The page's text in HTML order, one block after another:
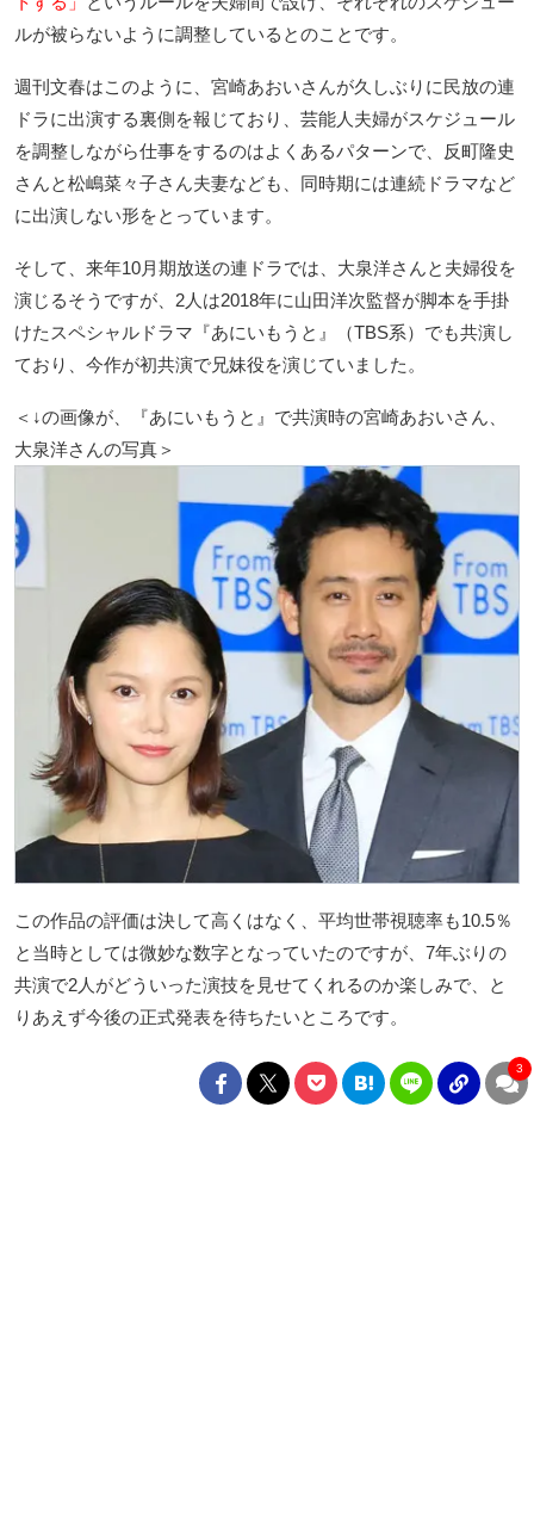
ルが被らないように調整しているとのことです。
週刊文春はこのように、宮崎あおいさんが久しぶりに民放の連
ドラに出演する裏側を報じており、芸能人夫婦がスケジュール
を調整しながら仕事をするのはよくあるパターンで、反町隆史
さんと松嶋菜々子さん夫妻なども、同時期には連続ドラマなど
に出演しない形をとっています。
そして、来年10月期放送の連ドラでは、大泉洋さんと夫婦役を
演じるそうですが、2人は2018年に山田洋次監督が脚本を手掛
けたスペシャルドラマ『あにいもうと』（TBS系）でも共演し
ており、今作が初共演で兄妹役を演じていました。
＜↓の画像が、『あにいもうと』で共演時の宮崎あおいさん、
大泉洋さんの写真＞
この作品の評価は決して高くはなく、平均世帯視聴率も10.5％
と当時としては微妙な数字となっていたのですが、7年ぶりの
共演で2人がどういった演技を見せてくれるのか楽しみで、と
りあえず今後の正式発表を待ちたいところです。
3